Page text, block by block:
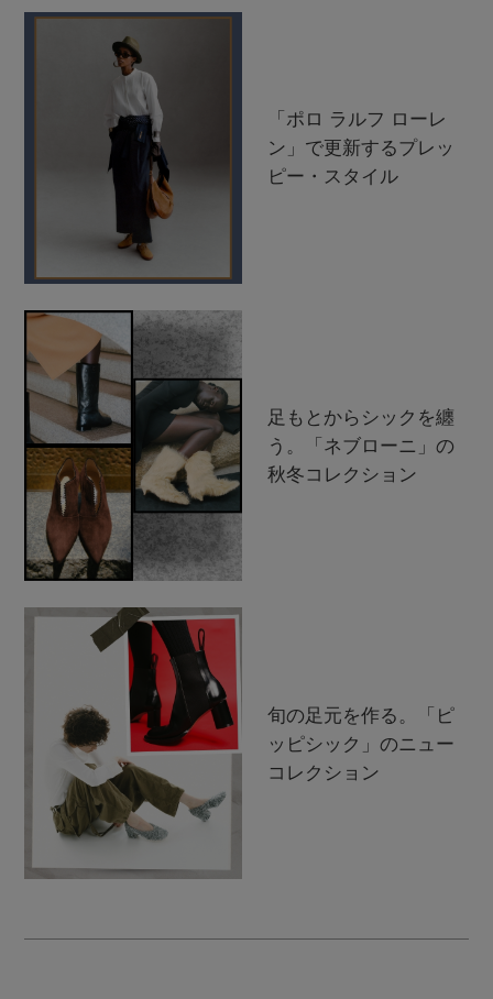
「ポロ ラルフ ローレ
ン」で更新するプレッ
ピー・スタイル
足もとからシックを纏
う。「ネブローニ」の
秋冬コレクション
旬の足元を作る。「ピ
ッピシック」のニュー
コレクション